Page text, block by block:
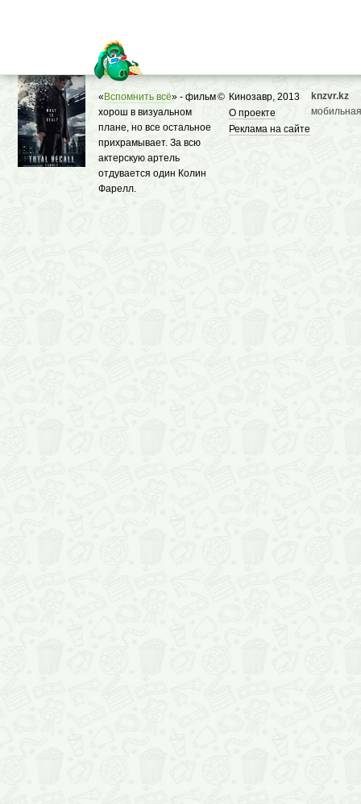
© Кинозавр, 2013
О проекте
Реклама на сайте
« Вспомнить всё» - фильм
хорош в визуальном
плане, но все остальное
прихрамывает. За всю
актерскую артель
отдувается один Колин
Фарелл.
knzvr.kz